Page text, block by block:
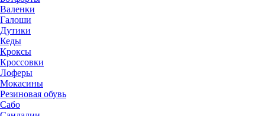
Валенки
Галоши
Дутики
Кеды
Кроксы
Кроссовки
Лоферы
Мокасины
Резиновая обувь
Сабо